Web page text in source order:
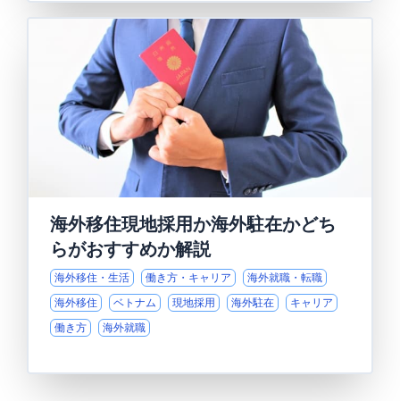
海外移住現地採用か海外駐在かどち
らがおすすめか解説
海外移住・生活 働き方・キャリア
海外就職・転職
海外移住
ベトナム 現地採用 海外駐在
キャリア
働き方
海外就職